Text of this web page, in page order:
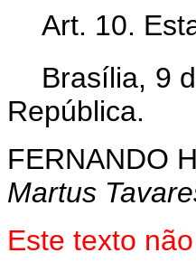
Art. 10.
Brasília, 9
República.
FERNANDO
Martus
Este texto